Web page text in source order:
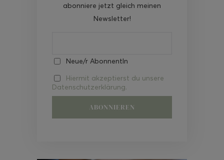
abonniere jetzt gleich meinen
Newsletter!
Neue/r AbonnentIn
Hiermit akzeptierst du unsere
Datenschutzerklärung.